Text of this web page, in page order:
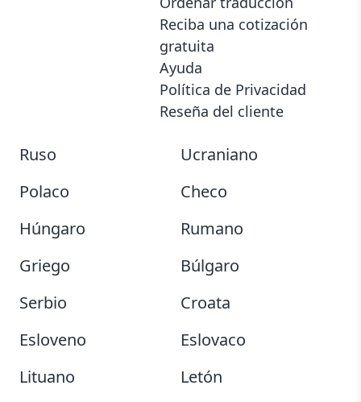
Reciba una cotización
gratuita
Ayuda
Política de Privacidad
Reseña del cliente
Japonés
Tailandés
Árabe
Turco
Ruso
Ucraniano
Polaco
Checo
Húngaro
Rumano
Griego
Búlgaro
Serbio
Croata
Esloveno
Eslovaco
Lituano
Letón